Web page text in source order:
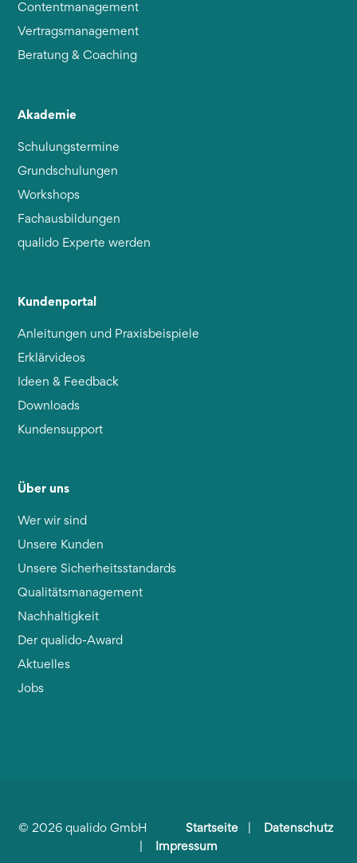
Contentmanagement
Vertragsmanagement
Beratung & Coaching
Akademie
Schulungstermine
Grundschulungen
Workshops
Fachausbildungen
qualido Experte werden
Kundenportal
Anleitungen und Praxisbeispiele
Erklärvideos
Ideen & Feedback
Downloads
Kundensupport
Über uns
Wer wir sind
Unsere Kunden
Unsere Sicherheitsstandards
Qualitätsmanagement
Nachhaltigkeit
Der qualido-Award
Aktuelles
Jobs
© 2026qualido GmbH Startseite|
Datenschutz
Impressum